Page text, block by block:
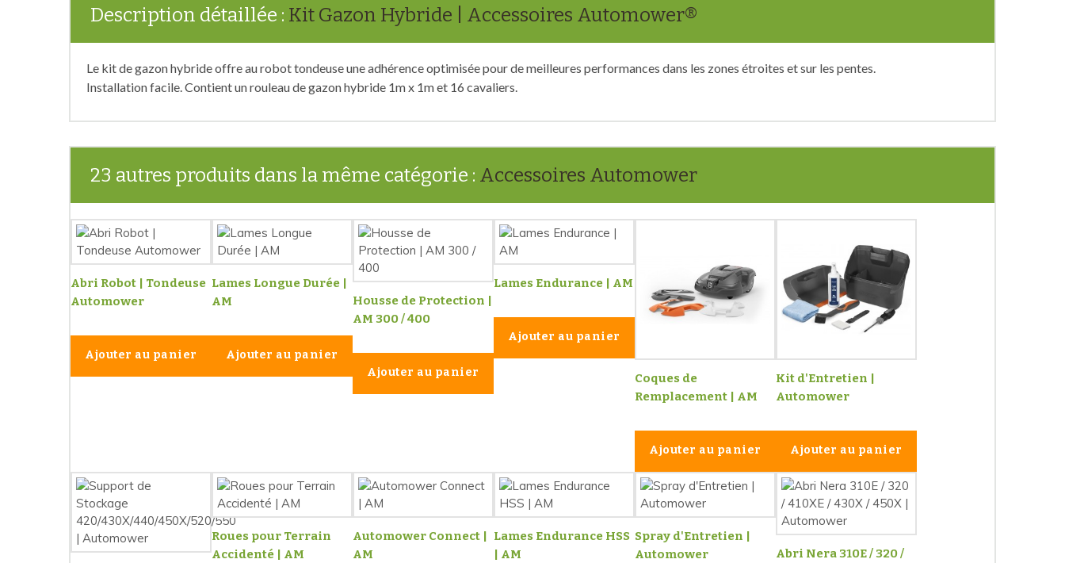
Description détaillée : Kit Gazon Hybride | Accessoires Automower®
Le kit de gazon hybride offre au robot tondeuse une adhérence optimisée pour de meilleures performances dans les zones étroites et sur les pentes.
Installation facile. Contient un rouleau de gazon hybride 1m x 1m et 16 cavaliers.
23 autres produits dans la même catégorie : Accessoires Automower
Abri Robot | Tondeuse
Automower
Ajouter au panier
Lames Longue Durée |
AM
Ajouter au panier
Housse de Protection |
AM 300 / 400
Ajouter au panier
Lames Endurance | AM
Ajouter au panier
Coques de
Remplacement | AM
Ajouter au panier
Kit d'Entretien |
Automower
Ajouter au panier
Roues pour Terrain
Accidenté | AM
Automower Connect |
AM
Lames Endurance HSS
| AM
Spray d'Entretien |
Automower
Abri Nera 310E / 320 /